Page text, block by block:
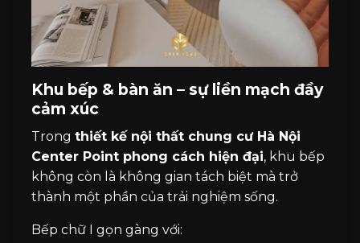
Khu bếp & bàn ăn – sự liền mạch đầy
cảm xúc
Trong thiết kế nội thất chung cư Hà Nội
Center Point phong cách hiện đại, khu bếp
không còn là không gian tách biệt mà trở
thành một phần của trải nghiệm sống.
Bếp chữ I gọn gàng với: